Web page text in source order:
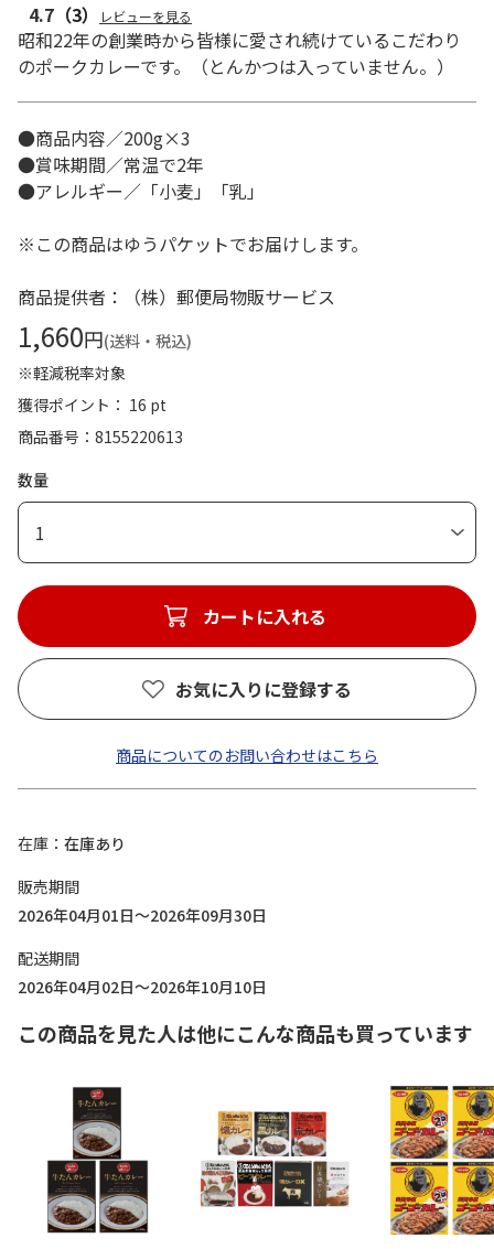
4.7 （3） レビューを見る
昭和22年の創業時から皆様に愛され続けているこだわり
のポークカレーです。（とんかつは入っていません。）
●商品内容／200g×3
●賞味期間／常温で2年
●アレルギー／「小麦」「乳」
※この商品はゆうパケットでお届けします。
商品提供者：（株）郵便局物販サービス
1,660円(送料・税込)
※軽減税率対象
獲得ポイント： 16 pt
商品番号
8155220613
数量
1
カートに入れる
お気に入りに登録する
商品についてのお問い合わせはこちら
在庫
在庫あり
販売期間
2026年04月01日～2026年09月30日
配送期間
2026年04月02日～2026年10月10日
この商品を見た人は他にこんな商品も買っています